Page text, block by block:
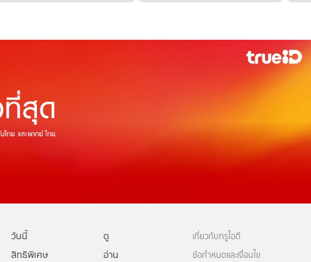
วันนี้
ดู
สิทธิพิเศษ
อ่าน
เกี่ยวกับทรูไอดี
ข้อกำหนดและเงื่อนไข